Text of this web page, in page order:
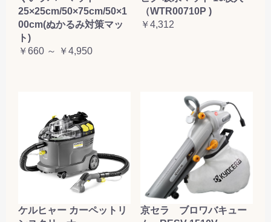
25×25cm/50×75cm/50×1
00cm(ぬかるみ対策マッ
ト)
￥660 ～ ￥4,950
（WTR00710P )
￥4,312
ケルヒャー カーペットリ
京セラ ブロワバキュー